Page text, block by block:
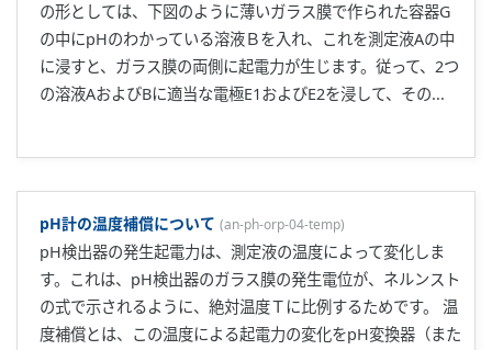
の形としては、下図のように薄いガラス膜で作られた容器G
の中にpHのわかっている溶液Ｂを入れ、これを測定液Aの中
に浸すと、ガラス膜の両側に起電力が生じます。従って、2つ
の溶液AおよびBに適当な電極E1およびE2を浸して、その...
pH計の温度補償について (an-ph-orp-04-temp)
pH検出器の発生起電力は、測定液の温度によって変化しま
す。これは、pH検出器のガラス膜の発生電位が、ネルンスト
の式で示されるように、絶対温度Ｔに比例するためです。 温
度補償とは、この温度による起電力の変化をpH変換器（また